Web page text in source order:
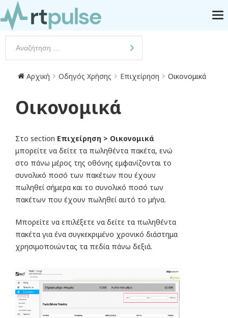
Αρχική Οδηγός Χρήσης Επιχείρηση Οικονομικά
Οικονομικά
Στο section Επιχείρηση > Οικονομικά
μπορείτε να δείτε τα πωληθέντα πακέτα, ενώ
στο πάνω μέρος της οθόνης εμφανίζονται το
συνολικό ποσό των πακέτων που έχουν
πωληθεί σήμερα και το συνολικό ποσό των
πακέτων που έχουν πωληθεί αυτό το μήνα.
Μπορείτε να επιλέξετε να δείτε τα πωληθέντα
πακέτα για ένα συγκεκριμένο χρονικό διάστημα
χρησιμοποιώντας τα πεδία πάνω δεξιά.